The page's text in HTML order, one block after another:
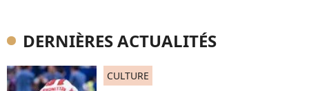
DERNIÈRES ACTUALITÉS
CULTURE